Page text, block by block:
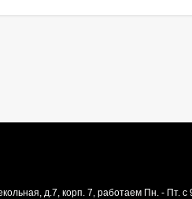
д.7, корп. 7, работаем Пн. - Пт. с